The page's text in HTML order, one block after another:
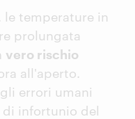
le temperature in
prolungata
vero rischio
all'aperto.
errori umani
infortunio del